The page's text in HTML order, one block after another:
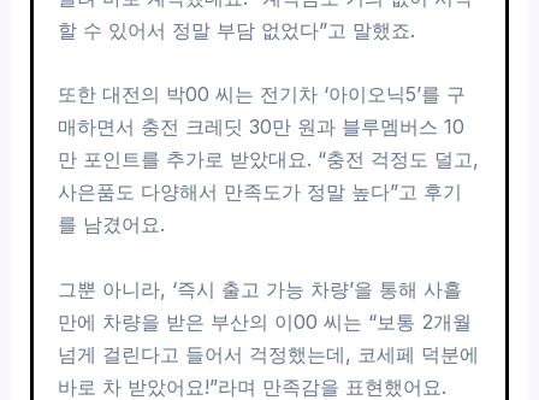
할 수 있어서 정말 부담 없었다”고 말했죠.
또한 대전의 박00 씨는 전기차 ‘아이오닉5’를 구
매하면서 충전 크레딧 30만 원과 블루멤버스 10
만 포인트를 추가로 받았대요. “충전 걱정도 덜고,
사은품도 다양해서 만족도가 정말 높다”고 후기
를 남겼어요.
그뿐 아니라, ‘즉시 출고 가능 차량’을 통해 사흘
만에 차량을 받은 부산의 이00 씨는 “보통 2개월
넘게 걸린다고 들어서 걱정했는데, 코세페 덕분에
바로 차 받았어요!”라며 만족감을 표현했어요.